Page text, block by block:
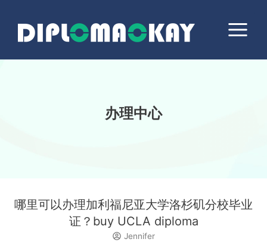
Menu
办理中心
哪里可以办理加利福尼亚大学洛杉矶分校毕业
证？buy UCLA diploma
Jennifer